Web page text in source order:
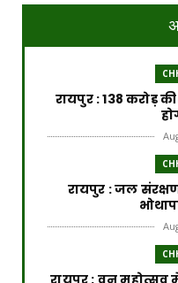
रायपुर : 138 करोड़
रायपुर : जल